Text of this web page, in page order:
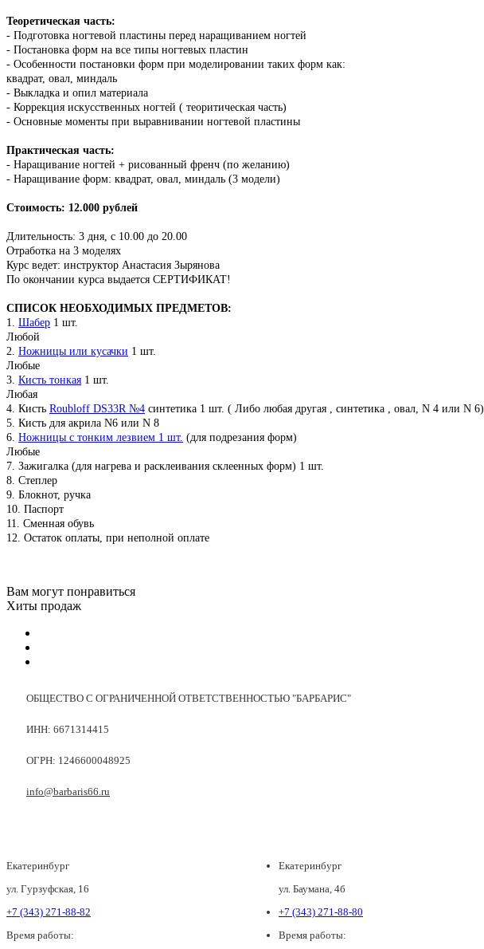
Теоретическая часть:
- Подготовка ногтевой пластины перед наращиванием ногтей
- Постановка форм на все типы ногтевых пластин
- Особенности постановки форм при моделировании таких форм как:
квадрат, овал, миндаль
- Выкладка и опил материала
- Коррекция искусственных ногтей ( теоритическая часть)
- Основные моменты при выравнивании ногтевой пластины
Практическая часть:
- Наращивание ногтей + рисованный френч (по желанию)
- Наращивание форм: квадрат, овал, миндаль (3 модели)
Стоимость: 12.000 рублей
Длительность: 3 дня, с 10.00 до 20.00
Отработка на 3 моделях
Курс ведет: инструктор Анастасия Зырянова
По окончании курса выдается СЕРТИФИКАТ!
СПИСОК НЕОБХОДИМЫХ ПРЕДМЕТОВ:
1. Шабер 1 шт.
Любой
2. Ножницы или кусачки 1 шт.
Любые
3. Кисть тонкая 1 шт.
Любая
4. Кисть Roubloff DS33R №4 синтетика 1 шт. ( Либо любая другая , синтетика , овал, N 4 или N 6)
5. Кисть для акрила N6 или N 8
6. Ножницы с тонким лезвием 1 шт. (для подрезания форм)
Любые
7. Зажигалка (для нагрева и расклеивания склеенных форм) 1 шт.
8. Степлер
9. Блокнот, ручка
10. Паспорт
11. Сменная обувь
12. Остаток оплаты, при неполной оплате
Вам могут понравиться
Хиты продаж
ОБЩЕСТВО С ОГРАНИЧЕННОЙ ОТВЕТСТВЕННОСТЬЮ "БАРБАРИС"
ИНН: 6671314415
ОГРН: 1246600048925
info@barbaris66.ru
Екатеринбург
ул. Гурзуфская, 16
+7 (343) 271-88-82
Время работы:
Екатеринбург
ул. Баумана, 4б
+7 (343) 271-88-80
Время работы: